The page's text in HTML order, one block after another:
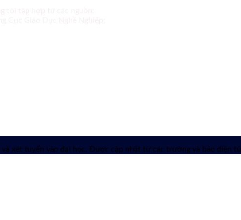
và xét tuyển vào đại học. Được cập nhật từ các trường và báo điện